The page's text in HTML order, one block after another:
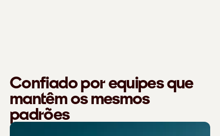
Confiado por equipes que
mantêm os mesmos
padrões